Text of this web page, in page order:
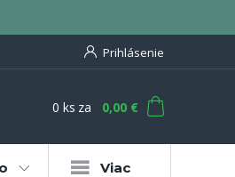
Prihlásenie
0 ks za 0,00 €
Viac